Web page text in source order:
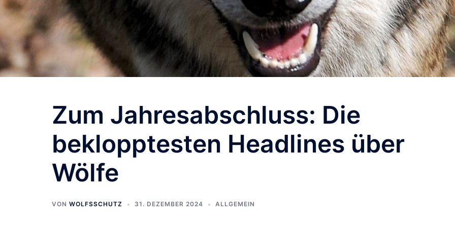
Zum Jahresabschluss: Die
beklopptesten Headlines über
Wölfe
VON WOLFSSCHUTZ 31. DEZEMBER 2024 ALLGEMEIN